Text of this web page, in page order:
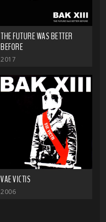
THE FUTURE WAS BETTER
BEFORE
2017
VAE VICTIS
2006